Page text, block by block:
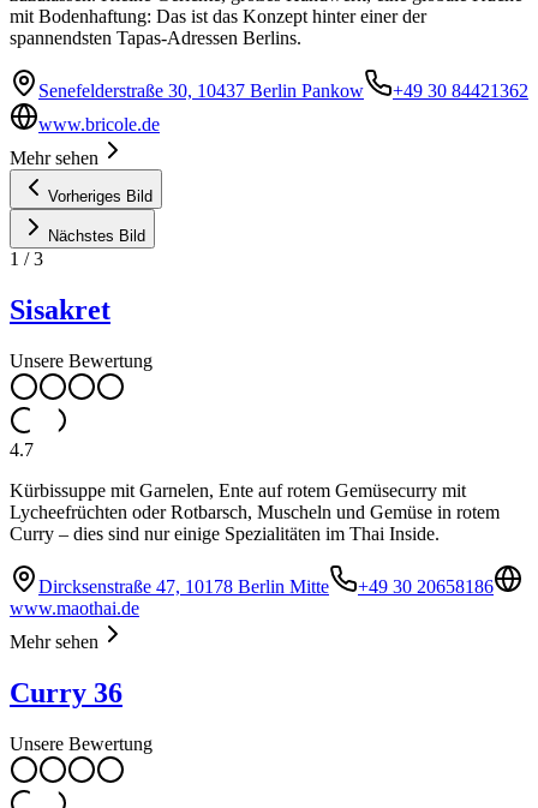
mit Bodenhaftung: Das ist das Konzept hinter einer der
spannendsten Tapas-Adressen Berlins.
Senefelderstraße 30, 10437 Berlin Pankow
+49 30 84421362
www.bricole.de
Mehr sehen
Vorheriges Bild
Nächstes Bild
1 /3
Sisakret
Unsere Bewertung
4.7
Kürbissuppe mit Garnelen, Ente auf rotem Gemüsecurry mit
Lycheefrüchten oder Rotbarsch, Muscheln und Gemüse in rotem
Curry – dies sind nur einige Spezialitäten im Thai Inside.
Dircksenstraße 47, 10178 Berlin Mitte
+49 30 20658186
www.maothai.de
Mehr sehen
Curry 36
Unsere Bewertung